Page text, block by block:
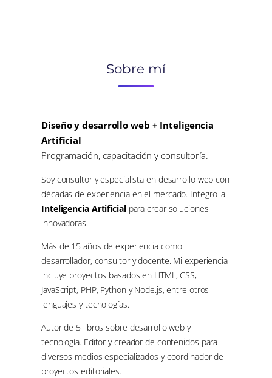
Sobre mí
Diseño y desarrollo web + Inteligencia
Artificial
Programación, capacitación y consultoría.
Soy consultor y especialista en desarrollo web con
décadas de experiencia en el mercado. Integro la
Inteligencia Artificialpara crear soluciones
innovadoras.
Más de 15 años de experiencia como
desarrollador, consultor y docente. Mi experiencia
incluye proyectos basados en HTML, CSS,
JavaScript, PHP, Python y Node.js, entre otros
lenguajes y tecnologías.
Autor de 5 libros sobre desarrollo web y
tecnología. Editor y creador de contenidos para
diversos medios especializados y coordinador de
proyectos editoriales.